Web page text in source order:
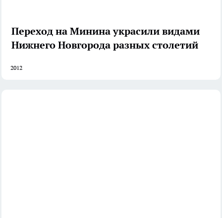
Переход на Минина украсили видами
Нижнего Новгорода разных столетий
2012